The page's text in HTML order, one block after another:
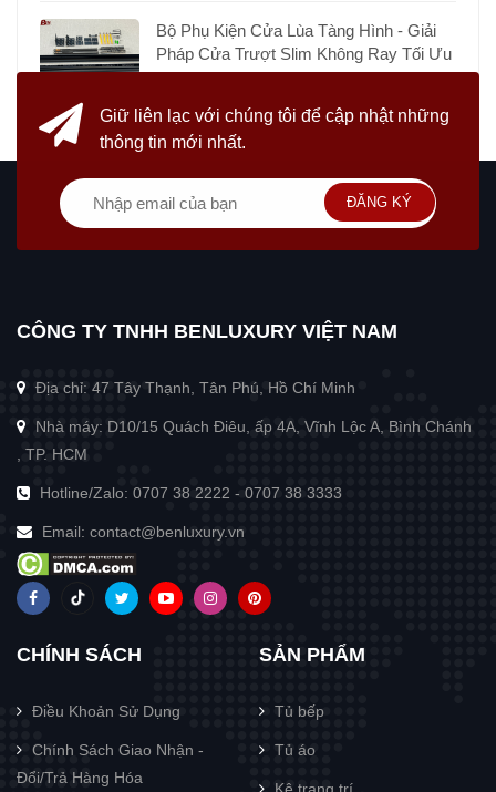
Bộ Phụ Kiện Cửa Lùa Tàng Hình - Giải
Pháp Cửa Trượt Slim Không Ray Tối Ưu
Giữ liên lạc với chúng tôi để cập nhật những
thông tin mới nhất.
ĐĂNG KÝ
CÔNG TY TNHH BENLUXURY VIỆT NAM
Địa chỉ: 47 Tây Thạnh, Tân Phú, Hồ Chí Minh
Nhà máy: D10/15 Quách Điêu, ấp 4A, Vĩnh Lộc A, Bình Chánh
, TP. HCM
Hotline/Zalo: 0707 38 2222 - 0707 38 3333
Email: contact@benluxury.vn
CHÍNH SÁCH
Điều Khoản Sử Dụng
Chính Sách Giao Nhận -
Đổi/Trả Hàng Hóa
SẢN PHẨM
Tủ bếp
Tủ áo